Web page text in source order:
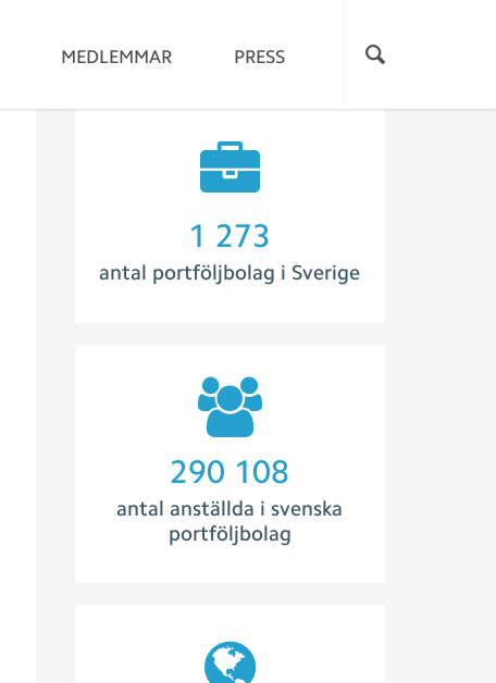
MEDLEMMAR PRESS
1 273
antal portföljbolag i Sverige
310 114
antal anställda i svenska
portföljbolag